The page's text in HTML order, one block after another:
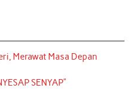
Merawat Masa Depan
SENYAP”